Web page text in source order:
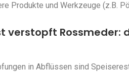
Produkte und Werkzeuge (z.B.
verstopft Rossmeder:
in Abflüssen sind